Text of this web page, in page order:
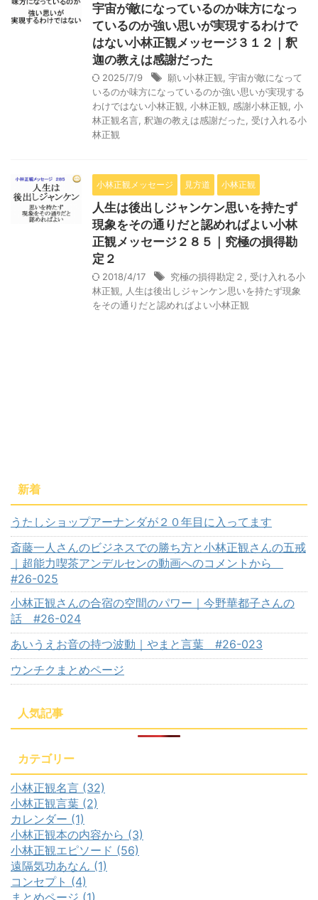
宇宙が敵になっているのか味方になっ
ているのか強い思いが実現するわけで
はない小林正観メッセージ３１２｜釈
迦の教えは感謝だった
2025/7/9 願い小林正観
宇宙が敵になって
いるのか味方になっているのか強い思いが実現する
わけではない小林正観
小林正観 感謝小林正観
小
林正観名言 釈迦の教えは感謝だった
受け入れる小
林正観
小林正観メッセージ 見方道 小林正観
人生は後出しジャンケン思いを持たず
現象をその通りだと認めればよい小林
正観メッセージ２８５｜究極の損得勘
定２
2018/4/17 究極の損得勘定２
受け入れる小
林正観
人生は後出しジャンケン思いを持たず現象
をその通りだと認めればよい小林正観
新着
うたしショップアーナンダが２０年目に入ってます
斎藤一人さんのビジネスでの勝ち方と小林正観さんの五戒
｜超能力喫茶アンデルセンの動画へのコメントから
#26-025
小林正観さんの合宿の空間のパワー｜今野華都子さんの
話 #26-024
あいうえお音の持つ波動｜やまと言葉 #26-023
ウンチクまとめページ
人気記事
カテゴリー
小林正観名言 (32)
小林正観言葉 (2)
カレンダー (1)
小林正観本の内容から (3)
小林正観エピソード (56)
遠隔気功あなん (1)
コンセプト (4)
まとめページ (1)